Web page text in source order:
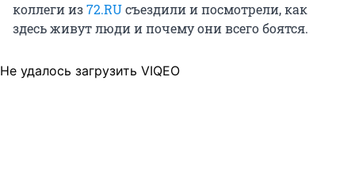
коллеги из72.RUсъездили и посмотрели, как
здесь живут люди и почему они всего боятся.
Не удалось загрузить VIQEO